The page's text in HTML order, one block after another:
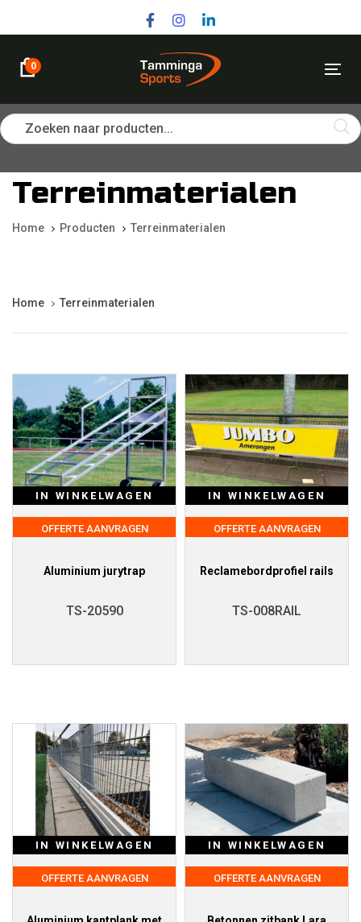
navigation
content
0
Zoeken naar producten...
Terreinmaterialen
Home Producten Terreinmaterialen
Home Terreinmaterialen
IN WINKELWAGEN
OFFERTE AANVRAGEN
Aluminium jurytrap
TS-20590
IN WINKELWAGEN
OFFERTE AANVRAGEN
Reclamebordprofiel rails
TS-008RAIL
IN WINKELWAGEN
OFFERTE AANVRAGEN
IN WINKELWAGEN
OFFERTE AANVRAGEN